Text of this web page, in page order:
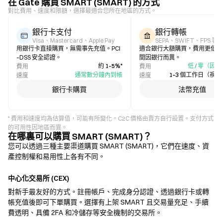
對比費用、速度和限額，選擇最適合您所在地區的方式。
銀行卡支付
Visa、Mastercard、Apple Pay
用銀行卡直接購買，無需事先充值。PCI
–DSS 安全認證。
費用
約 1–5%*
速度
通常數分鐘內到帳
銀行卡購買
銀行轉帳
SEPA、SWIFT、FPS 等
適合銀行大額購買，費用更低
間因銀行而異。
費用
低 / 零（因
速度
1–3 個工作日（視
法幣充值
* 費用和速度均為估算值，可能有所變化。C2C 價格由賣方自行設置。支付方式
的可用性因地區而異。
在哪裏可以購買 SMART (SMART)？
您可以透過三種主要渠道購買 SMART (SMART)，它們在速度、資
產控制權和易用性上各有不同。
中心化交易所 (CEX)
對新手最友好的方式。註冊帳戶、完成身分認證、透過銀行卡或轉
帳充值後即可下單購買。選擇有上架 SMART 且交易量充足、手續
費透明、具備 2FA 和冷儲存等安全機制的交易所。